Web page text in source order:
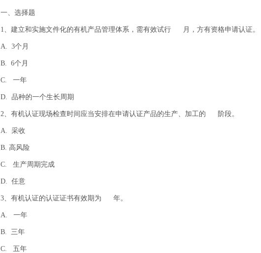
一、选择题
1、建立和实施文件化的有机产品管理体系，需有效试行 月，方有资格申请认证。
A. 3个月
B. 6个月
C. 一年
D. 品种的一个生长周期
2、有机认证现场检查时间应当安排在申请认证产品的生产、加工的 阶段。
A. 采收
B. 高风险
C. 生产周期完成
D. 任意
3、有机认证的认证证书有效期为 年。
A. 一年
B. 三年
C. 五年